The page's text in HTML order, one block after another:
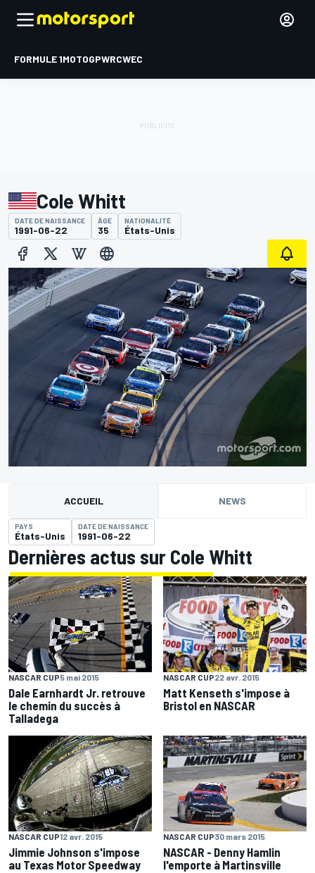
FORMULE 1MOTOGPWRCWEC
Cole Whitt
DATE DE NAISSANCE
1991-06-22
ÂGE
35
NATIONALITÉ
États-Unis
ACCUEIL NEWS
PAYS
États-Unis
DATE DE NAISSANCE
1991-06-22
Dernières actus sur Cole Whitt
NASCAR CUP5 mai 2015
Dale Earnhardt Jr. retrouve
le chemin du succès à
Talladega
NASCAR CUP22 avr. 2015
Matt Kenseth s'impose à
Bristol en NASCAR
NASCAR CUP12 avr. 2015
Jimmie Johnson s'impose
au Texas Motor Speedway
NASCAR CUP30 mars 2015
NASCAR - Denny Hamlin
l'emporte à Martinsville